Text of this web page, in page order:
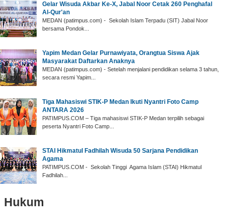
‎Gelar Wisuda Akbar Ke-X, Jabal Noor Cetak 260 Penghafal
Al-Qur'an ‎
‎MEDAN (patimpus.com) - Sekolah Islam Terpadu (SIT) Jabal Noor
bersama Pondok...
Yapim Medan Gelar ‎Purnawiyata, Orangtua Siswa Ajak
Masyarakat Daftarkan Anaknya
‎MEDAN (patimpus.com) - Setelah menjalani pendidikan selama 3 tahun,
secara resmi Yapim...
‎Tiga Mahasiswi STIK-P Medan Ikuti Nyantri Foto Camp
ANTARA 2026
‎PATIMPUS.COM – Tiga mahasiswi STIK-P Medan terpilih sebagai
peserta Nyantri Foto Camp...
‎STAI Hikmatul Fadhilah Wisuda 50 Sarjana Pendidikan
Agama
‎PATIMPUS.COM - Sekolah Tinggi Agama Islam (STAI) Hikmatul
Fadhilah...
Hukum